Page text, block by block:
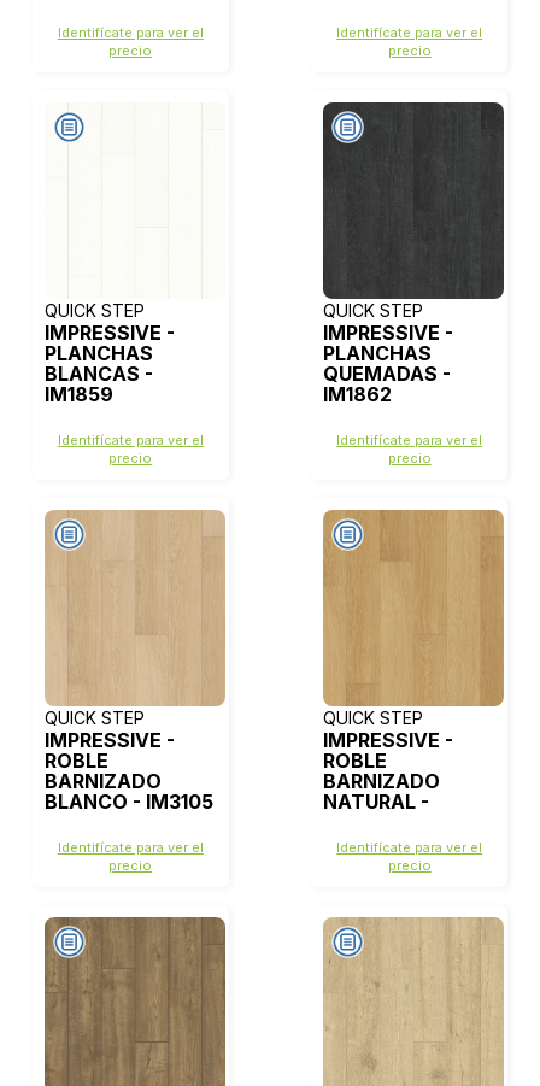
Identifícate para ver el
precio
Identifícate para ver el
precio
QUICK STEP
IMPRESSIVE -
PLANCHAS
BLANCAS -
IM1859
Identifícate para ver el
precio
QUICK STEP
IMPRESSIVE -
PLANCHAS
QUEMADAS -
IM1862
Identifícate para ver el
precio
QUICK STEP
IMPRESSIVE -
ROBLE
BARNIZADO
BLANCO - IM3105
Identifícate para ver el
precio
QUICK STEP
IMPRESSIVE -
ROBLE
BARNIZADO
NATURAL -
Identifícate para ver el
precio